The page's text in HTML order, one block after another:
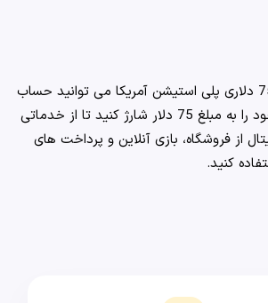
با خرید گیفت کارت 75 دلاری پلی استیشن آمریکا می توانید حساب
کاربری پلی استیشن خود را به مبلغ 75 دلار شارژ کنید تا از خدماتی
از فروشگاه، بازی آنلاین و پرداخت های
کنید.